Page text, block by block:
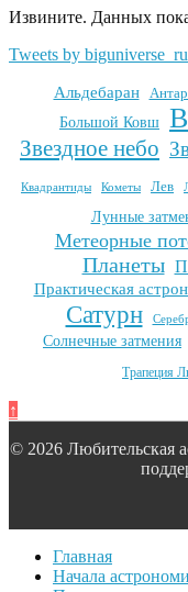
Извините. Данных
Tweets by biguniverse_ru
Альдебаран
Большой Ковш
Звездное небо
Квадрантиды Кометы Лев
Лунные
Метеорные
Планеты
Практическая
Сатурн
Солнечные затмения
Трапеция
↑
© 2026 Любительская
Главная
Начала